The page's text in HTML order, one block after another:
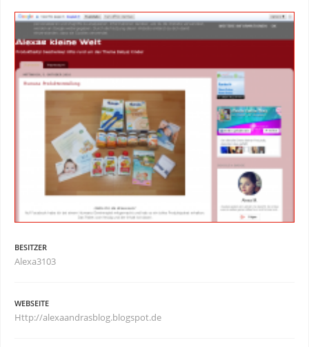
BESITZER
Alexa3103
WEBSEITE
Http://alexaandrasblog.blogspot.de